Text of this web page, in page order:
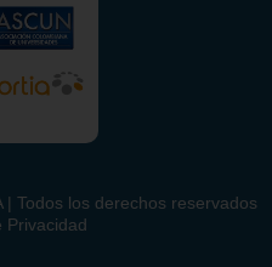
| Todos los derechos reservados
Privacidad